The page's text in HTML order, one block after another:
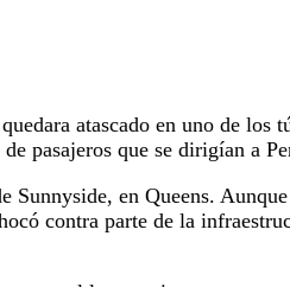
atascado en uno de los
pasajeros que se dirigían a
Sunnyside, en Queens.
contra parte de la